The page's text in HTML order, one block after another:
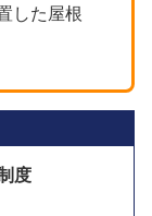
した屋根
度